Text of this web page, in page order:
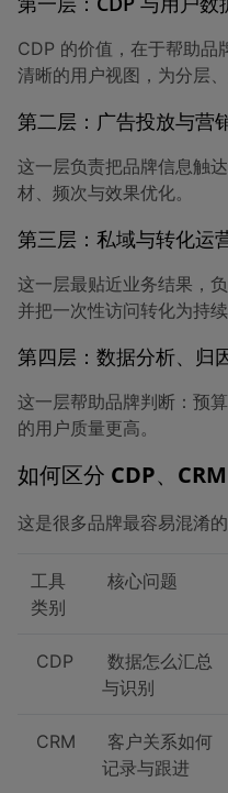
CDP 的价值，在于帮助品
清晰的用户视图，为分层
第二层：广告投放与营
这一层负责把品牌信息触
材、频次与效果优化。
第三层：私域与转化运
这一层最贴近业务结果，
并把一次性访问转化为持
第四层：数据分析、归
这一层帮助品牌判断：预
的用户质量更高。
如何区分 CDP、
这是很多品牌最容易混淆的
工具
类别
核心问题
CDP
数据怎么汇总
与识别
CRM
客户关系如何
记录与跟进